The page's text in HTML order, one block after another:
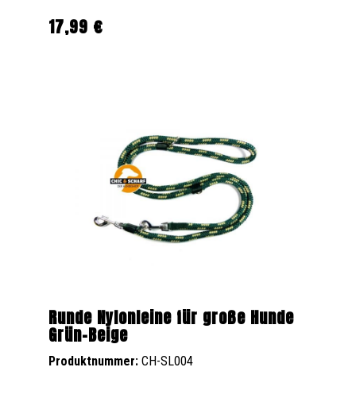
Regulärer Preis:
17,99 €
Runde Nylonleine für große Hunde
Grün-Beige
Produktnummer: CH-SL004